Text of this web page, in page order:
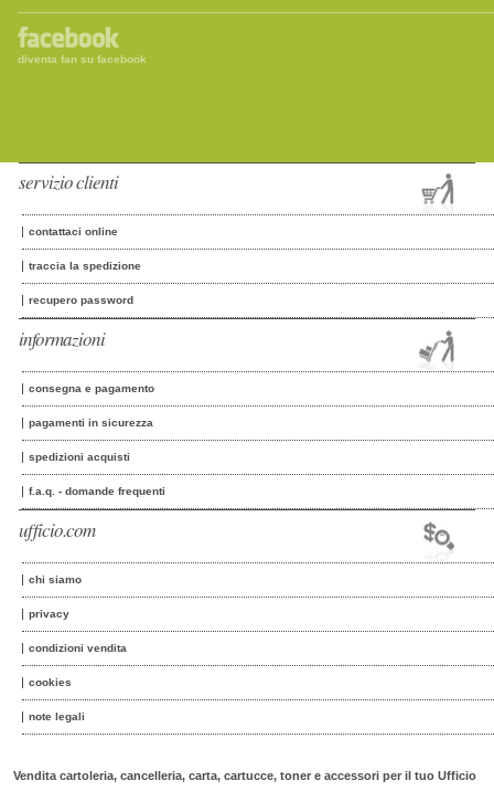
diventa fan su facebook
servizio clienti
contattaci online
traccia la spedizione
recupero password
informazioni
consegna e pagamento
pagamenti in sicurezza
spedizioni acquisti
f.a.q. - domande frequenti
ufficio.com
chi siamo
privacy
condizioni vendita
cookies
note legali
Vendita cartoleria, cancelleria, carta, cartucce, toner e accessori per il tuo Ufficio